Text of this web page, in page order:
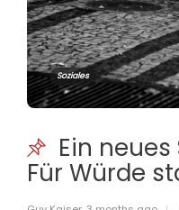
Soziales
Ein
Für Würde